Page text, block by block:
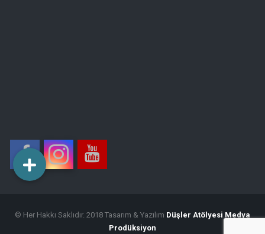
© Her Hakkı Saklıdır. 2018 Tasarım & Yazılım Düşler Atölyesi Medya
Prodüksiyon